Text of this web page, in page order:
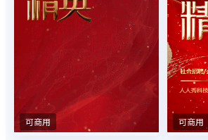
可商用 可商用